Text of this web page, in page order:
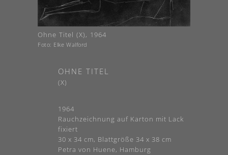
Ohne Titel (X), 1964
Foto: Elke Walford
OHNE TITEL
(X)
1964
Rauchzeichnung auf Karton mit Lack
fixiert
30 x 34 cm, Blattgröße 34 x 38 cm
Petra von Huene, Hamburg